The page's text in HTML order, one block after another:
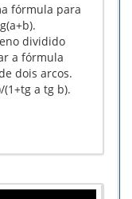
fórmula para
dividido
a fórmula
dois arcos.
a tg b).